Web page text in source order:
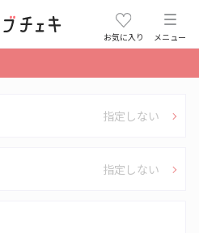
お気に入り メニュー
指定しない
指定しない